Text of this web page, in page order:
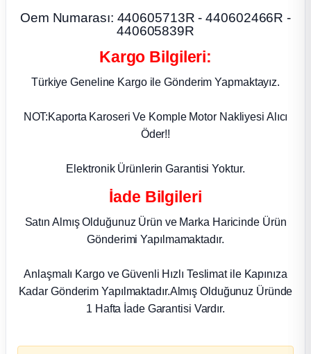
Oem Numarası: 440605713R - 440602466R -
440605839R
Kargo Bilgileri:
Türkiye Geneline Kargo ile Gönderim Yapmaktayız.
NOT:Kaporta Karoseri Ve Komple Motor Nakliyesi Alıcı
Öder!!
Elektronik Ürünlerin Garantisi Yoktur.
İade Bilgileri
Satın Almış Olduğunuz Ürün ve Marka Haricinde Ürün
Gönderimi Yapılmamaktadır.
Anlaşmalı Kargo ve Güvenli Hızlı Teslimat ile Kapınıza
Kadar Gönderim Yapılmaktadır.Almış Olduğunuz Üründe
1 Hafta İade Garantisi Vardır.